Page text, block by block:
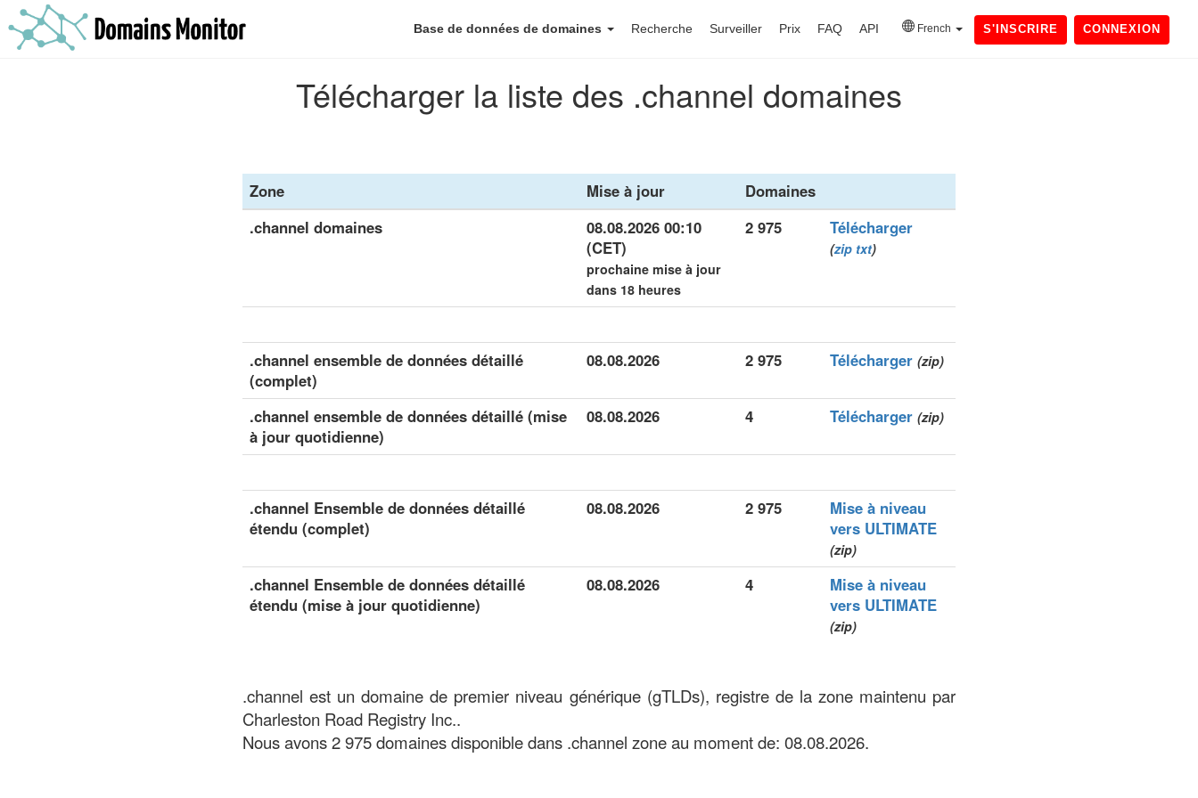
Base de données de domaines Recherche Surveiller Prix FAQ API French S'INSCRIRE CONNEXION
Télécharger la liste des .channel domaines
Zone Mise à jour
Domaines
.channel domaines
08.08.2026 00:10
(CET)
prochaine mise à jour
dans 18 heures
2 975 Télécharger
(zip txt)
.channel ensemble de données détaillé
(complet)
08.08.2026 2 975 Télécharger (zip)
.channel ensemble de données détaillé (mise
à jour quotidienne)
08.08.2026 4 Télécharger (zip)
.channel Ensemble de données détaillé
étendu (complet)
08.08.2026 2 975
Mise à niveau
vers ULTIMATE
(zip)
.channel Ensemble de données détaillé
étendu (mise à jour quotidienne)
08.08.2026 4
Mise à niveau
vers ULTIMATE
(zip)
.channel est un domaine de premier niveau générique (gTLDs), registre de la zone maintenu par
Charleston Road Registry Inc..
Nous avons 2 975 domaines disponible dans .channel zone au moment de: 08.08.2026.